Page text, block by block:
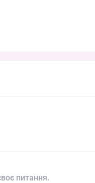
питання.